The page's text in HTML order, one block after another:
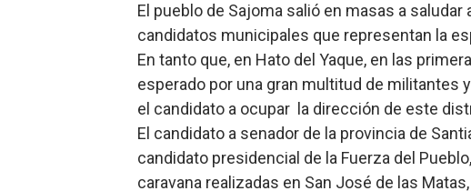
El pueblo de Sajoma salió en masas a
candidatos municipales que representan la
En tanto que, en Hato del Yaque, en las
esperado por una gran multitud de militantes
el candidato a ocupar la dirección de este
El candidato a senador de la provincia de
candidato presidencial de la Fuerza del
caravana realizadas en San José de las